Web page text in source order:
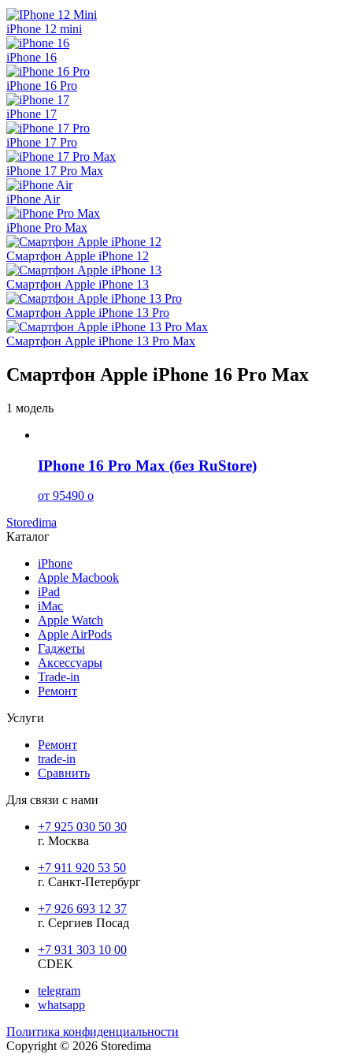
iPhone 12 mini
iPhone 16
iPhone 16 Pro
iPhone 17
iPhone 17 Pro
iPhone 17 Pro Max
iPhone Air
iPhone Pro Max
Смартфон Apple iPhone 12
Смартфон Apple iPhone 13
Смартфон Apple iPhone 13 Pro
Смартфон Apple iPhone 13 Pro Max
Смартфон Apple iPhone 16 Pro Max
1 модель
IPhone 16 Pro Max (без RuStore)
от 95490 o
Storedima
Каталог
iPhone
Apple Macbook
iPad
iMac
Apple Watch
Apple AirPods
Гаджеты
Аксессуары
Trade-in
Ремонт
Услуги
Ремонт
trade-in
Сравнить
Для связи с нами
+7 925 030 50 30
г. Москва
+7 911 920 53 50
г. Санкт-Петербург
+7 926 693 12 37
г. Сергиев Посад
+7 931 303 10 00
CDEK
telegram
whatsapp
Политика конфиденциальности
Copyright © 2026 Storedima